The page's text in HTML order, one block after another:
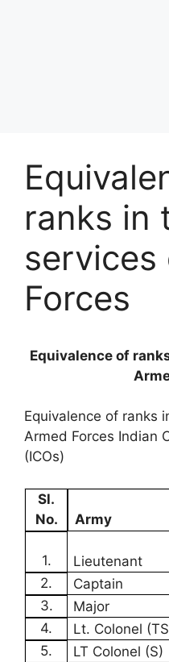
ranks in
services
Forces
Equivalence of
Equivalence of ranks
Armed Forces Indian
(ICOs)
Sl.
No.
Army
1. Lieutenant
2.
Captain
3.
Major
4.
Lt. Colonel
5.
LT Colonel (S)